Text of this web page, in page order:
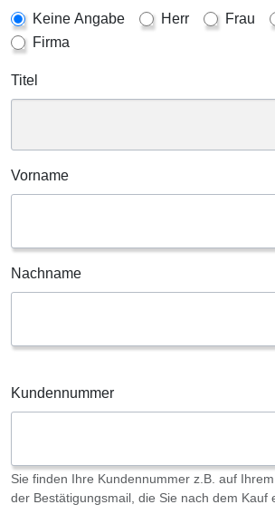
Keine Angabe Herr Frau
Firma
Titel
Vorname
Nachname
Kundennummer
Sie finden Ihre Kundennummer z.B. auf
der Bestätigungsmail, die Sie nach dem Kauf